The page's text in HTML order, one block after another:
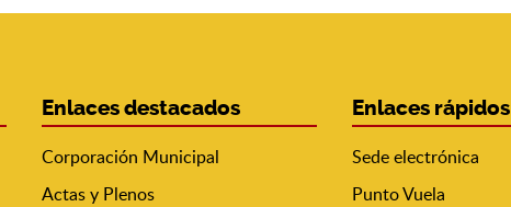
Enlaces destacados
Corporación Municipal
Actas y Plenos
Enlaces rápidos
Sede electrónica
Punto Vuela